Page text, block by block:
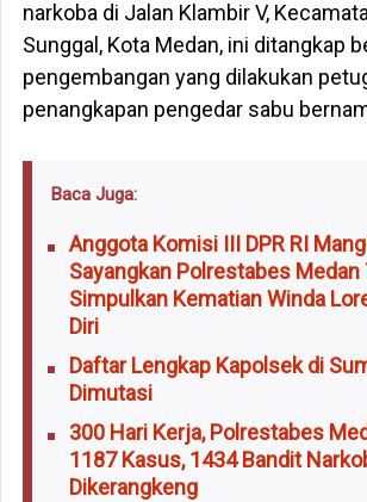
narkoba di Jalan Klambir V,
Sunggal, Kota Medan, ini ditangkap
pengembangan yang dilakukan
penangkapan pengedar sabu
Baca Juga:
Anggota Komisi III DPR RI
Sayangkan Polrestabes Medan
Simpulkan Kematian Winda
Diri
Daftar Lengkap Kapolsek di
Dimutasi
300 Hari Kerja, Polrestabes
1187 Kasus, 1434 Bandit
Dikerangkeng